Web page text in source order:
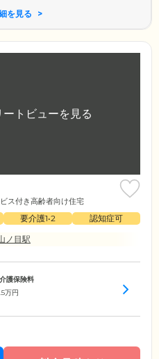
を見る
ス付き高齢者向け住宅
要介護1•2
認知症可
ノ目駅
護保険料
万円